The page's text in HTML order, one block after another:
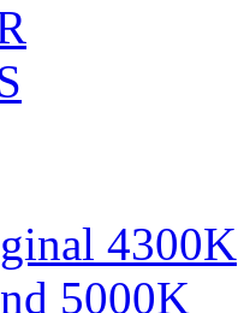
4300K
5000K